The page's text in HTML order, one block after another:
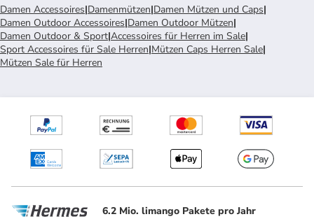
Damen Accessoires|Damenmützen|Damen Mützen und Caps|
Damen Outdoor Accessoires|Damen Outdoor Mützen|
Damen Outdoor & Sport|Accessoires für Herren im Sale|
Sport Accessoires für Sale Herren|Mützen Caps Herren Sale|
Mützen Sale für Herren
6.2 Mio. limango Pakete pro Jahr